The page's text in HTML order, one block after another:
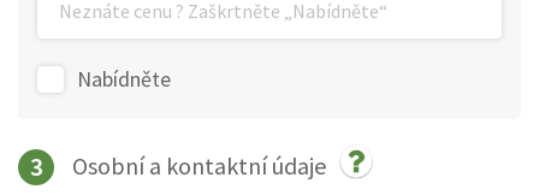
Nabídněte
3 Osobní a kontaktní údaje